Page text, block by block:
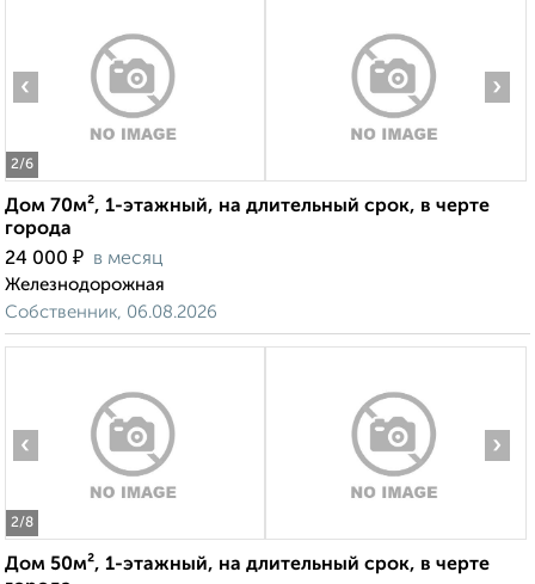
2/6
‹ ›
Дом 70м², 1-этажный, на длительный срок, в черте
города
24 000 ₽ в месяц
Железнодорожная
Собственник, 06.08.2026
2/8
‹ ›
Дом 50м², 1-этажный, на длительный срок, в черте